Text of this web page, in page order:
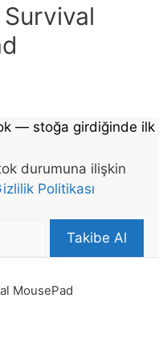
— stoğa girdiğinde ilk
durumuna ilişkin
Politikası
Takibe Al
MousePad